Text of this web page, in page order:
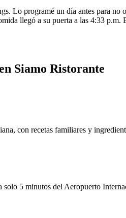
Lo programé un día antes para
llegó a su puerta a las 4:33
Siamo Ristorante
con recetas familiares y
5 minutos del Aeropuerto